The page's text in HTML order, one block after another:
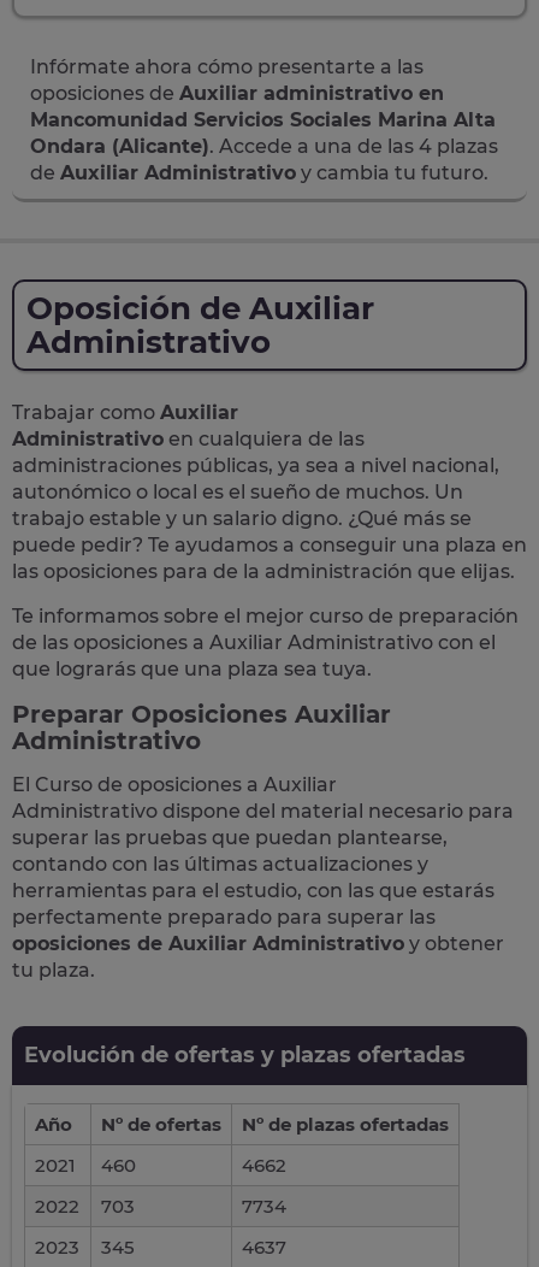
Infórmate ahora cómo presentarte a las
oposiciones de Auxiliar administrativo en
Mancomunidad Servicios Sociales Marina Alta
Ondara (Alicante). Accede a una de las 4 plazas
de Auxiliar Administrativo y cambia tu futuro.
Oposición de Auxiliar
Administrativo
Trabajar como Auxiliar
Administrativo en cualquiera de las
administraciones públicas, ya sea a nivel nacional,
autonómico o local es el sueño de muchos. Un
trabajo estable y un salario digno. ¿Qué más se
puede pedir? Te ayudamos a conseguir una plaza en
las oposiciones para de la administración que elijas.
Te informamos sobre el mejor curso de preparación
de las oposiciones a Auxiliar Administrativo con el
que lograrás que una plaza sea tuya.
Preparar Oposiciones Auxiliar
Administrativo
El Curso de oposiciones a Auxiliar
Administrativo dispone del material necesario para
superar las pruebas que puedan plantearse,
contando con las últimas actualizaciones y
herramientas para el estudio, con las que estarás
perfectamente preparado para superar las
oposiciones de Auxiliar Administrativo y obtener
tu plaza.
Evolución de ofertas y plazas ofertadas
Año Nº de ofertas
Nº de plazas ofertadas
2021
460
4662
2022
703
7734
2023
345 4637